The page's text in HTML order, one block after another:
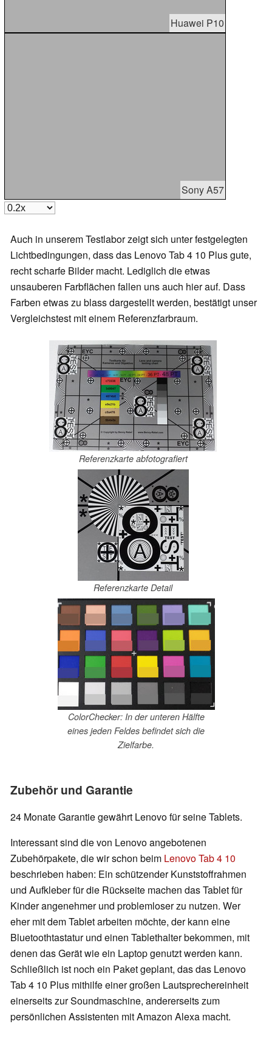
Huawei P10
Sony A57
Auch in unserem Testlabor zeigt sich unter festgelegten
Lichtbedingungen, dass das Lenovo Tab 4 10 Plus gute,
recht scharfe Bilder macht. Lediglich die etwas
unsauberen Farbflächen fallen uns auch hier auf. Dass
Farben etwas zu blass dargestellt werden, bestätigt unser
Vergleichstest mit einem Referenzfarbraum.
Referenzkarte abfotografiert
Referenzkarte Detail
ColorChecker: In der unteren Hälfte
eines jeden Feldes befindet sich die
Zielfarbe.
Zubehör und Garantie
24 Monate Garantie gewährt Lenovo für seine Tablets.
Interessant sind die von Lenovo angebotenen
Zubehörpakete, die wir schon beim Lenovo Tab 4 10
beschrieben haben: Ein schützender Kunststoffrahmen
und Aufkleber für die Rückseite machen das Tablet für
Kinder angenehmer und problemloser zu nutzen. Wer
eher mit dem Tablet arbeiten möchte, der kann eine
Bluetoothtastatur und einen Tablethalter bekommen, mit
denen das Gerät wie ein Laptop genutzt werden kann.
Schließlich ist noch ein Paket geplant, das das Lenovo
Tab 4 10 Plus mithilfe einer großen Lautsprechereinheit
einerseits zur Soundmaschine, andererseits zum
persönlichen Assistenten mit Amazon Alexa macht.